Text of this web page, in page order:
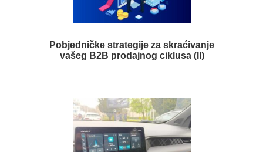
Pobjedničke strategije za skraćivanje
vašeg B2B prodajnog ciklusa (II)